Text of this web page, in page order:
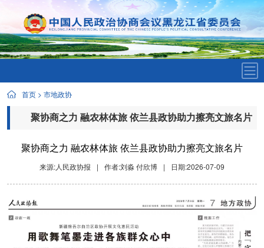
首页 > 市地政协
聚协商之力 融农林体旅 依兰县政协助力擦亮文旅名片
聚协商之力 融农林体旅 依兰县政协助力擦亮文旅名片
来源:人民政协报
| 作者:刘淼 付欣博 | 日期:2026-07-09